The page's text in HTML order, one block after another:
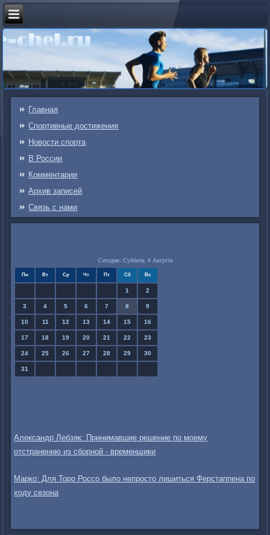
Главная
Спортивные достижения
Новости спорта
В России
Комментарии
Архив записей
Связь c нами
Сегодня: Суббота, 8 Августа
Пн Вт Ср Чт Пт Сб Вс
1 2
3 4 5 6 7 8 9
10 11 12 13 14 15 16
17 18 19 20 21 22 23
24 25 26 27 28 29 30
31
Александр Лебзяк: Принимавшие решение по моему
отстранению из сборной - временщики
Марко: Для Торо Россо было непросто лишиться Ферстаппена по
ходу сезона